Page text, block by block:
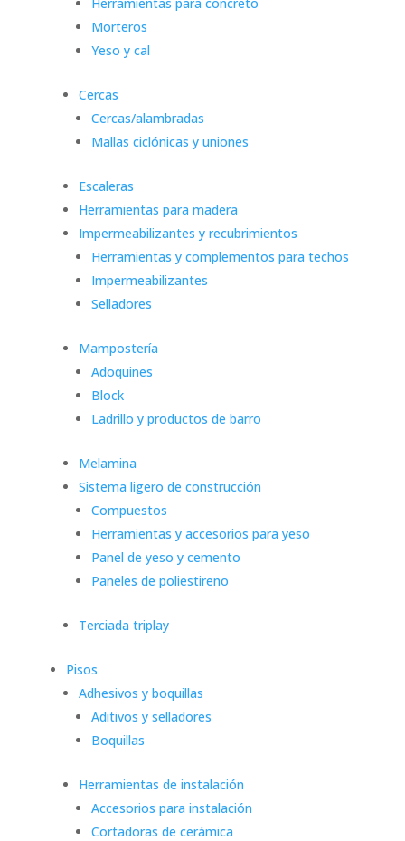
Morteros
Yeso y cal
Cercas
Cercas/alambradas
Mallas ciclónicas y uniones
Escaleras
Herramientas para madera
Impermeabilizantes y recubrimientos
Herramientas y complementos para techos
Impermeabilizantes
Selladores
Mampostería
Adoquines
Block
Ladrillo y productos de barro
Melamina
Sistema ligero de construcción
Compuestos
Herramientas y accesorios para yeso
Panel de yeso y cemento
Paneles de poliestireno
Terciada triplay
Pisos
Adhesivos y boquillas
Aditivos y selladores
Boquillas
Herramientas de instalación
Accesorios para instalación
Cortadoras de cerámica